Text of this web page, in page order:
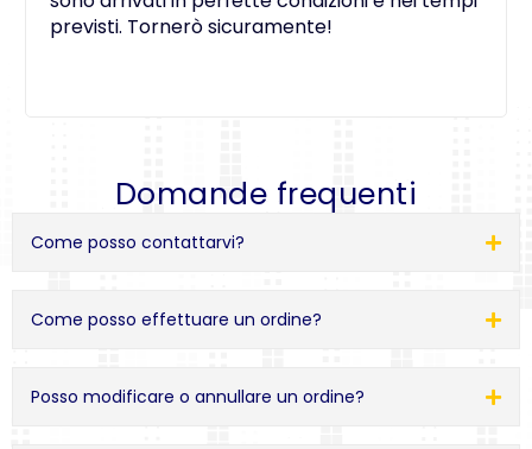
previsti. Tornerò sicuramente!
Domande frequenti
Come posso contattarvi?
Come posso effettuare un ordine?
Posso modificare o annullare un ordine?